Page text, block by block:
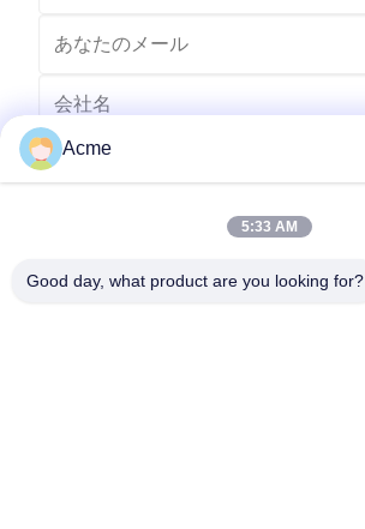
Acme
5:33 AM
Good day, what product are you looking for?